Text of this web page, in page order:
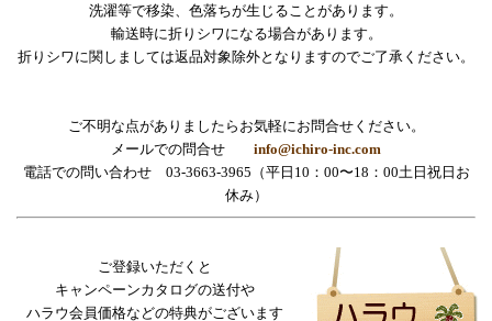
洗濯等で移染、色落ちが生じることがあります。
輸送時に折りシワになる場合があります。
折りシワに関しましては返品対象除外となりますのでご了承ください。
ご不明な点がありましたらお気軽にお問合せください。
メールでの問合せ info@ichiro-inc.com
電話での問い合わせ 03-3663-3965（平日10：00〜18：00土日祝日お
休み）
ご登録いただくと
キャンペーンカタログの送付や
ハラウ会員価格などの特典がございます